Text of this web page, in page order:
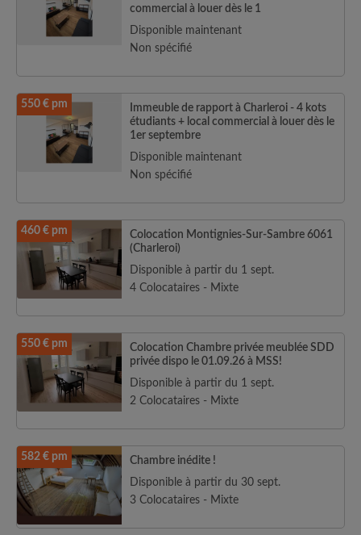
commercial à louer dès le 1
Disponible maintenant
Non spécifié
550 € pm
Immeuble de rapport à Charleroi - 4 kots
étudiants + local commercial à louer dès le
1er septembre
Disponible maintenant
Non spécifié
460 € pm
Colocation Montignies-Sur-Sambre 6061
(Charleroi)
Disponible à partir du 1 sept.
4 Colocataires - Mixte
550 € pm
Colocation Chambre privée meublée SDD
privée dispo le 01.09.26 à MSS!
Disponible à partir du 1 sept.
2 Colocataires - Mixte
582 € pm
Chambre inédite !
Disponible à partir du 30 sept.
3 Colocataires - Mixte